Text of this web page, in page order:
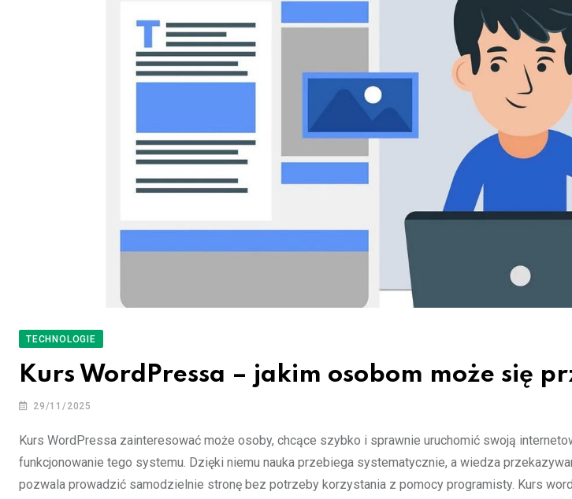
TECHNOLOGIE
Kurs WordPressa – jakim osobom może się
29/11/2025
Kurs WordPressa zainteresować może osoby, chcące szybko i sprawnie uruchomić swoją
funkcjonowanie tego systemu. Dzięki niemu nauka przebiega systematycznie, a wiedza
pozwala prowadzić samodzielnie stronę bez potrzeby korzystania z pomocy programisty. Kurs